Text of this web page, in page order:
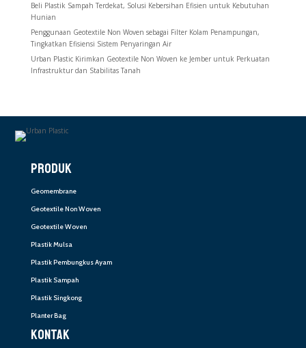
Beli Plastik Sampah Terdekat, Solusi Kebersihan Efisien untuk Kebutuhan
Hunian
Penggunaan Geotextile Non Woven sebagai Filter Kolam Penampungan,
Tingkatkan Efisiensi Sistem Penyaringan Air
Urban Plastic Kirimkan Geotextile Non Woven ke Jember untuk Perkuatan
Infrastruktur dan Stabilitas Tanah
PRODUK
Geomembrane
Geotextile Non Woven
Geotextile Woven
Plastik Mulsa
Plastik Pembungkus Ayam
Plastik Sampah
Plastik Singkong
Planter Bag
KONTAK